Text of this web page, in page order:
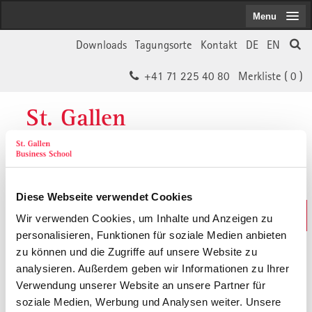
Diese Webseite verwendet Cookies
Wir verwenden Cookies, um Inhalte und Anzeigen zu
personalisieren, Funktionen für soziale Medien anbieten
zu können und die Zugriffe auf unsere Website zu
analysieren. Außerdem geben wir Informationen zu Ihrer
Verwendung unserer Website an unsere Partner für
soziale Medien, Werbung und Analysen weiter. Unsere
EN
DE
Kontakt
Tagungsorte
Downloads
Merkliste ( 0 )
+41 71 225 40 80
St. Gallen
Business School
Weiterbildungs-Suche
In 30 Sekunden das Passende finden
Menu
Der von Ihnen gesuchte Inhalt ist